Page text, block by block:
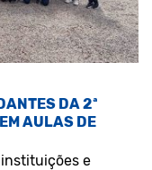
DA 2ª
AULAS DE
e